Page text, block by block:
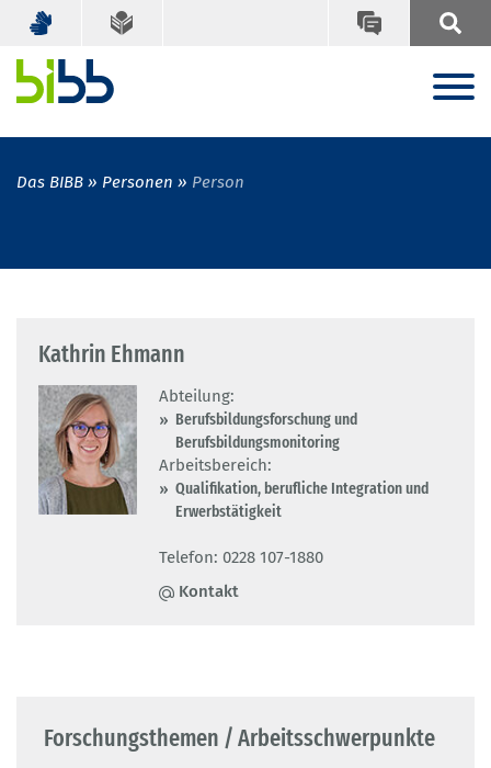
Das BIBB Personen Person
Kathrin Ehmann
Abteilung:
Berufsbildungsforschung und
Berufsbildungsmonitoring
Arbeitsbereich:
Qualifikation, berufliche Integration und
Erwerbstätigkeit
Telefon: 0228 107-1880
Kontakt
Forschungsthemen / Arbeitsschwerpunkte